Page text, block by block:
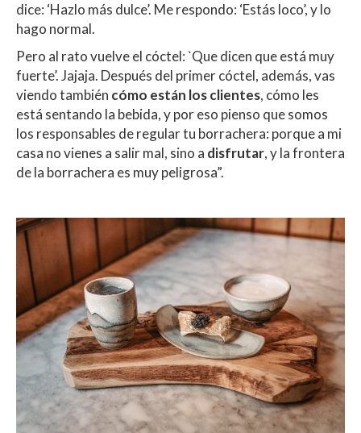
dice: ‘Hazlo más dulce’. Me respondo: ‘Estás loco’, y lo
hago normal.
Pero al rato vuelve el cóctel: `Que dicen que está muy
fuerte’. Jajaja. Después del primer cóctel, además, vas
viendo también cómo están los clientes, cómo les
está sentando la bebida, y por eso pienso que somos
los responsables de regular tu borrachera: porque a mi
casa no vienes a salir mal, sino a disfrutar, y la frontera
de la borrachera es muy peligrosa”.